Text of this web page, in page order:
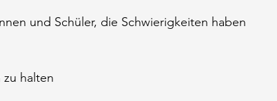
und Schüler, die Schwierigkeiten haben
halten